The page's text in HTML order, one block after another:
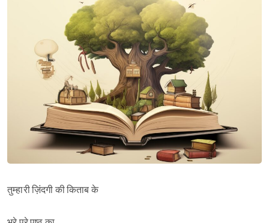
तुम्हारी ज़िंदगी की किताब के